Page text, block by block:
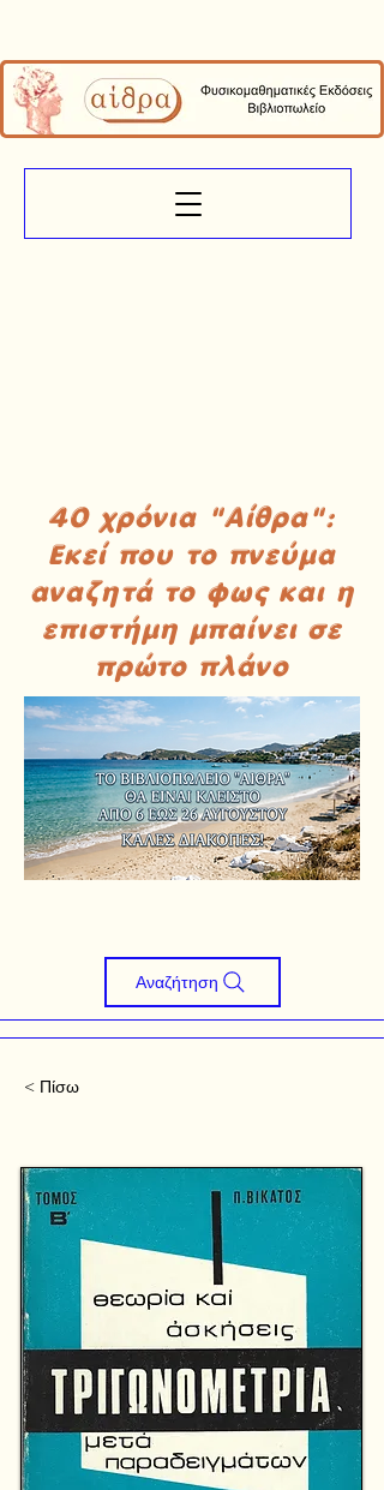
40 χρόνια "Αίθρα":
Εκεί που το πνεύμα
αναζητά το φως και η
επιστήμη μπαίνει σε
πρώτο πλάνο
Αναζήτηση
< Πίσω